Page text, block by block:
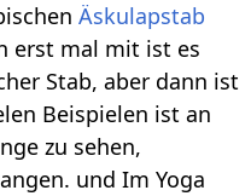
Äskulapstab
erst mal mit ist es
Stab, aber dann ist
Beispielen ist an
zu sehen,
und Im Yoga